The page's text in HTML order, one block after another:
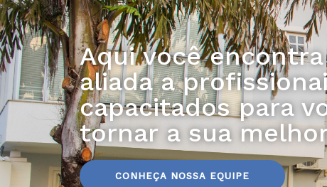
Aqui você
aliada a
capacitados para
tornar a sua
CONHEÇA NOSSA EQUIPE